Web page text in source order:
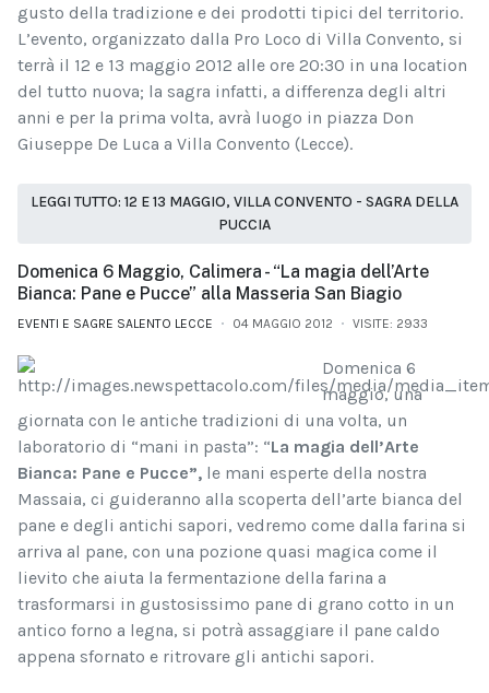
gusto della tradizione e dei prodotti tipici del territorio.
L’evento, organizzato dalla Pro Loco di Villa Convento, si
terrà il 12 e 13 maggio 2012 alle ore 20:30 in una location
del tutto nuova; la sagra infatti, a differenza degli altri
anni e per la prima volta, avrà luogo in piazza Don
Giuseppe De Luca a Villa Convento (Lecce).
LEGGI TUTTO: 12 E 13 MAGGIO, VILLA CONVENTO - SAGRA DELLA
PUCCIA
Domenica 6 Maggio, Calimera - “La magia dell’Arte
Bianca: Pane e Pucce” alla Masseria San Biagio
EVENTI E SAGRE SALENTO LECCE 04 MAGGIO 2012 VISITE: 2933
Domenica 6
maggio, una
giornata con le antiche tradizioni di una volta, un
laboratorio di “mani in pasta”: “La magia dell’Arte
Bianca: Pane e Pucce”, le mani esperte della nostra
Massaia, ci guideranno alla scoperta dell’arte bianca del
pane e degli antichi sapori, vedremo come dalla farina si
arriva al pane, con una pozione quasi magica come il
lievito che aiuta la fermentazione della farina a
trasformarsi in gustosissimo pane di grano cotto in un
antico forno a legna, si potrà assaggiare il pane caldo
appena sfornato e ritrovare gli antichi sapori.